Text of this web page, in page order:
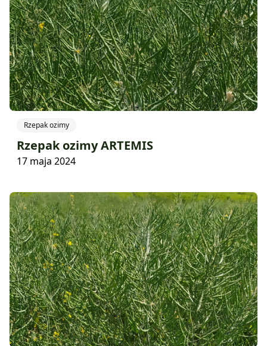
Rzepak ozimy
Rzepak ozimy ARTEMIS
17 maja 2024